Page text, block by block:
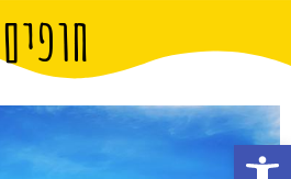
חופים
פתח סרגל נגישות